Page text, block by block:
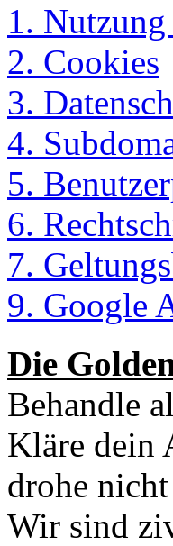
1.
2. Cookies
3.
4.
5.
6.
7.
9. Google
Die
Behandle
Kläre dein
drohe
Wir sind